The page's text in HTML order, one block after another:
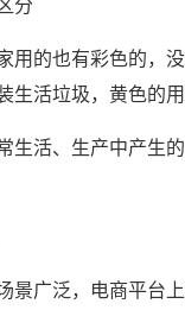
用的也有彩色的，
生活垃圾，黄色的
生活、生产中产生
景广泛，电商平台